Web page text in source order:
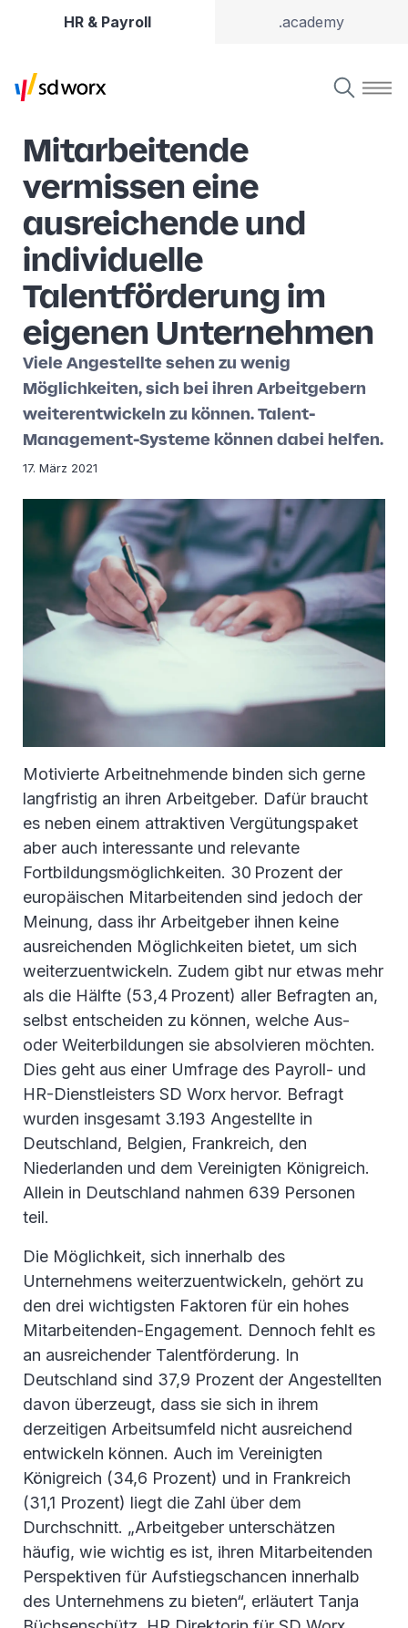
HR & Payroll .academy
Mitarbeitende
vermissen eine
ausreichende und
individuelle
Talentförderung im
eigenen Unternehmen
Viele Angestellte sehen zu wenig
Möglichkeiten, sich bei ihren Arbeitgebern
weiterentwickeln zu können. Talent-
Management-Systeme können dabei helfen.
17. März 2021
Motivierte Arbeitnehmende binden sich gerne
langfristig an ihren Arbeitgeber. Dafür braucht
es neben einem attraktiven Vergütungspaket
aber auch interessante und relevante
Fortbildungsmöglichkeiten. 30 Prozent der
europäischen Mitarbeitenden sind jedoch der
Meinung, dass ihr Arbeitgeber ihnen keine
ausreichenden Möglichkeiten bietet, um sich
weiterzuentwickeln. Zudem gibt nur etwas mehr
als die Hälfte (53,4 Prozent) aller Befragten an,
selbst entscheiden zu können, welche Aus-
oder Weiterbildungen sie absolvieren möchten.
Dies geht aus einer Umfrage des Payroll- und
HR-Dienstleisters SD Worx hervor. Befragt
wurden insgesamt 3.193 Angestellte in
Deutschland, Belgien, Frankreich, den
Niederlanden und dem Vereinigten Königreich.
Allein in Deutschland nahmen 639 Personen
teil.
Die Möglichkeit, sich innerhalb des
Unternehmens weiterzuentwickeln, gehört zu
den drei wichtigsten Faktoren für ein hohes
Mitarbeitenden-Engagement. Dennoch fehlt es
an ausreichender Talentförderung. In
Deutschland sind 37,9 Prozent der Angestellten
davon überzeugt, dass sie sich in ihrem
derzeitigen Arbeitsumfeld nicht ausreichend
entwickeln können. Auch im Vereinigten
Königreich (34,6 Prozent) und in Frankreich
(31,1 Prozent) liegt die Zahl über dem
Durchschnitt. „Arbeitgeber unterschätzen
häufig, wie wichtig es ist, ihren Mitarbeitenden
Perspektiven für Aufstiegschancen innerhalb
des Unternehmens zu bieten“, erläutert Tanja